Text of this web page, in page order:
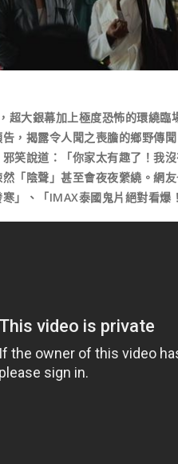
超大銀幕加上極度恐怖的環繞臨
，揭露令人聞之喪膽的鄉野傳
笑說道：「你家太有趣了！我
「陰聲」甚至會夜夜縈繞。網
寒」、「IMAX泰國鬼片絕對看爆